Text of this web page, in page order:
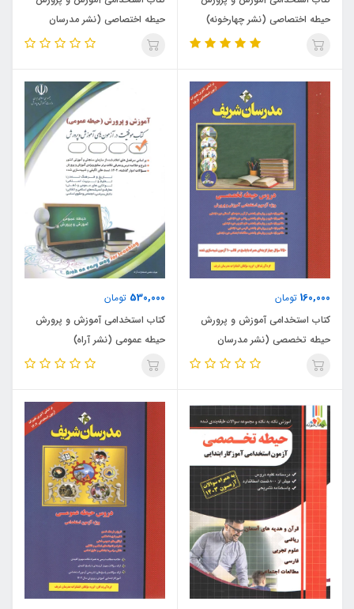
حیطه اختصاصی (نشر چهارخونه)
حیطه اختصاصی (نشر مدرسان
شریف)
160,000 تومان
کتاب استخدامی آموزش و پرورش
حیطه تخصصی (نشر مدرسان
شریف)
530,000 تومان
کتاب استخدامی آموزش و پرورش
حیطه عمومی (نشر آراه)